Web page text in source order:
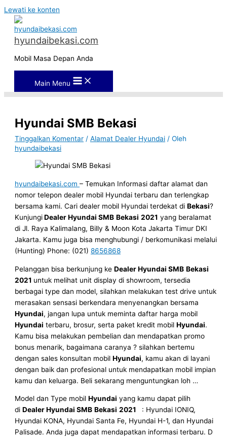
Lewati ke konten
hyundaibekasi.com
Mobil Masa Depan Anda
Main Menu
Hyundai SMB Bekasi
Tinggalkan Komentar /Alamat Dealer Hyundai / Oleh
hyundaibekasi
hyundaibekasi.com– Temukan Informasi daftar alamat dan
nomor telepon dealer mobil Hyundai terbaru dan terlengkap
bersama kami. Cari dealer mobil Hyundai terdekat diBekasi?
KunjungiDealer Hyundai SMB Bekasi 2021 yang beralamat
di Jl. Raya Kalimalang, Billy & Moon Kota Jakarta Timur DKI
Jakarta. Kamu juga bisa menghubungi / berkomunikasi melalui
(Hunting) Phone: (021)8656868
Pelanggan bisa berkunjung keDealer Hyundai SMB Bekasi
2021 untuk melihat unit display di showroom, tersedia
berbagai type dan model, silahkan melakukan test drive untuk
merasakan sensasi berkendara menyenangkan bersama
Hyundai, jangan lupa untuk meminta daftar harga mobil
Hyundai terbaru, brosur, serta paket kredit mobilHyundai.
Kamu bisa melakukan pembelian dan mendapatkan promo
bonus menarik, bagaimana caranya ? silahkan bertemu
dengan sales konsultan mobilHyundai, kamu akan di layani
dengan baik dan profesional untuk mendapatkan mobil impian
kamu dan keluarga. Beli sekarang menguntungkan loh …
Model dan Type mobilHyundai yang kamu dapat pilih
diDealer Hyundai SMB Bekasi 2021
: Hyundai IONIQ,
Hyundai KONA, Hyundai Santa Fe, Hyundai H-1, dan Hyundai
Palisade. Anda juga dapat mendapatkan informasi terbaru. D